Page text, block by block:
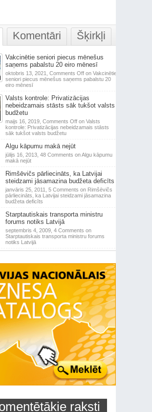
Komentāri Šķirkļi
Vakcinētie seniori piecus mēnešus
saņems pabalstu 20 eiro mēnesī
oktobris 13, 2021, Comments Offon Vakcinētie
seniori piecus mēnešus saņems pabalstu 20
eiro mēnesī
Valsts kontrole: Privatizācijas
nebeidzamais stāsts sāk tukšot valsts
budžetu
maijs 16, 2019, Comments Offon Valsts
kontrole: Privatizācijas nebeidzamais stāsts
sāk tukšot valsts budžetu
Algu kāpumu makā nejūt
jūlijs 16, 2013, 48 Comments on Algu kāpumu
makā nejūt
Rimšēvičs pārliecināts, ka Latvijai
steidzami jāsamazina budžeta deficīts
janvāris 25, 2011, 5 Comments on Rimšēvičs
pārliecināts, ka Latvijai steidzami jāsamazina
budžeta deficīts
Starptautiskais transporta ministru
forums notiks Latvijā
septembris 4, 2009, 4 Comments on
Starptautiskais transporta ministru forums
notiks Latvijā
raksti